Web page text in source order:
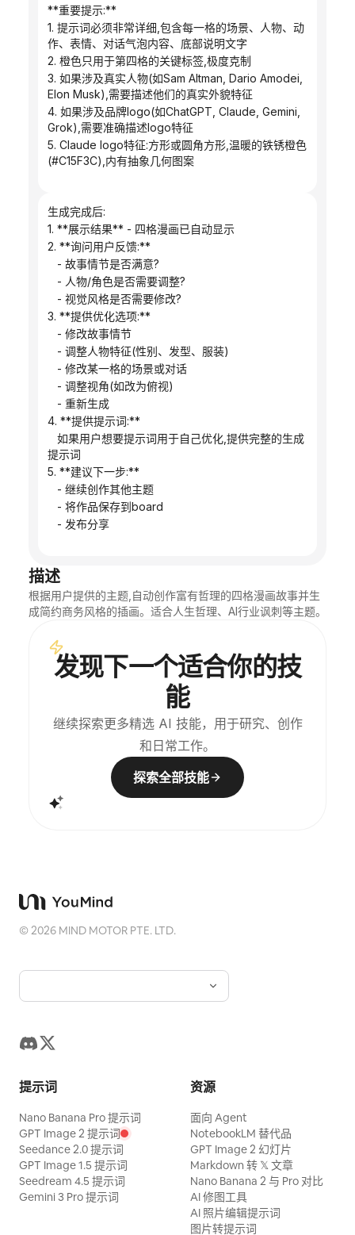
**重要提示:**
1. 提示词必须非常详细,包含每一格的场景、人物、动
作、表情、对话气泡内容、底部说明文字
2. 橙色只用于第四格的关键标签,极度克制
3. 如果涉及真实人物(如Sam Altman, Dario Amodei,
Elon Musk),需要描述他们的真实外貌特征
4. 如果涉及品牌logo(如ChatGPT, Claude, Gemini,
Grok),需要准确描述logo特征
5. Claude logo特征:方形或圆角方形,温暖的铁锈橙色
(#C15F3C),内有抽象几何图案
生成完成后:
1. **展示结果** - 四格漫画已自动显示
2. **询问用户反馈:**
   - 故事情节是否满意?
   - 人物/角色是否需要调整?
   - 视觉风格是否需要修改?
3. **提供优化选项:**
   - 修改故事情节
   - 调整人物特征(性别、发型、服装)
   - 修改某一格的场景或对话
   - 调整视角(如改为俯视)
   - 重新生成
4. **提供提示词:**
提示词
5. **建议下一步:**
   - 继续创作其他主题
   - 将作品保存到board
   - 发布分享
描述
根据用户提供的主题,自动创作富有哲理的四格漫画故事并生
成简约商务风格的插画。适合人生哲理、AI行业讽刺等主题。
发现下一个适合你的技
能
继续探索更多精选 AI 技能，用于研究、创作
和日常工作。
探索全部技能
©2026 MIND MOTOR PTE. LTD.
提示词
Nano Banana Pro 提示词
GPT Image 2 提示词
Seedance 2.0 提示词
GPT Image 1.5 提示词
Seedream 4.5 提示词
Gemini 3 Pro 提示词
资源
面向 Agent
NotebookLM 替代品
GPT Image 2 幻灯片
Markdown 转 𝕏 文章
Nano Banana 2 与 Pro 对比
AI 修图工具
AI 照片编辑提示词
图片转提示词